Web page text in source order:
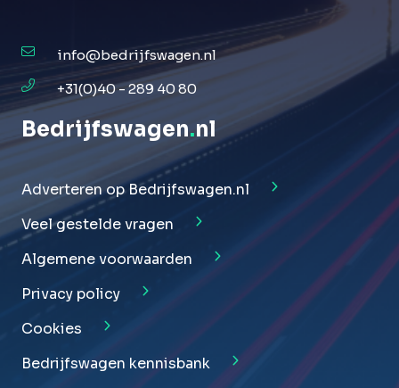
info@bedrijfswagen.nl
+31(0)40 - 289 40 80
Bedrijfswagen.nl
Adverteren op Bedrijfswagen.nl
Veel gestelde vragen
Algemene voorwaarden
Privacy policy
Cookies
Bedrijfswagen kennisbank